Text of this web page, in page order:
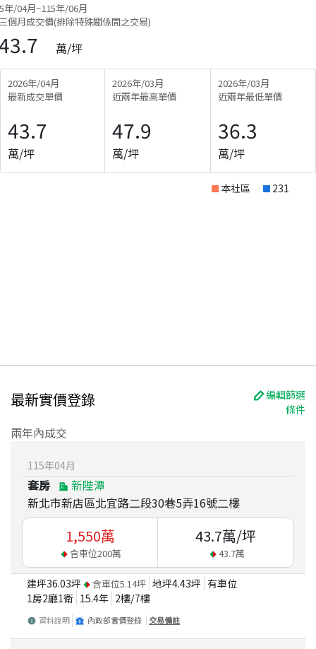
年/04月~115年/06月
個月成交價(排除特殊關係間之交易)
萬/坪
2026年/04月
最新成交單價
43.7
萬/坪
2026年/03月
近兩年最高單價
47.9
萬/坪
2026年/03月
近兩年最低單價
36.3
萬/坪
本社區 231
最新實價登錄
編輯篩選
條件
兩年內成交
115年04月
套房
新陛潭
新北市新店區北宜路二段30巷5弄16號二樓
1,550萬
含車位200萬
43.7萬/坪
43.7萬
建坪36.03坪 含車位5.14坪 地坪4.43坪 有車位
1房2廳1衛 15.4年 2樓/7樓
資料說明 內政部實價登錄 交易備註